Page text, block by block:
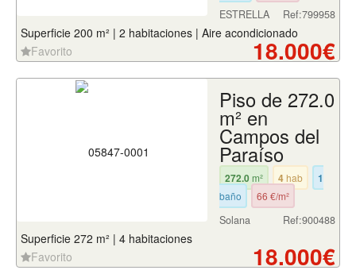
Ref:799958
ESTRELLA
Superficie 200 m² | 2 habitaciones | Aire acondicionado
Favorito
18.000€
Piso de 272.0
m² en
Campos del
Paraíso
272.0m² 4hab 1
baño 66 €/m²
Ref:900488
Solana
Superficie 272 m² | 4 habitaciones
Favorito
18.000€